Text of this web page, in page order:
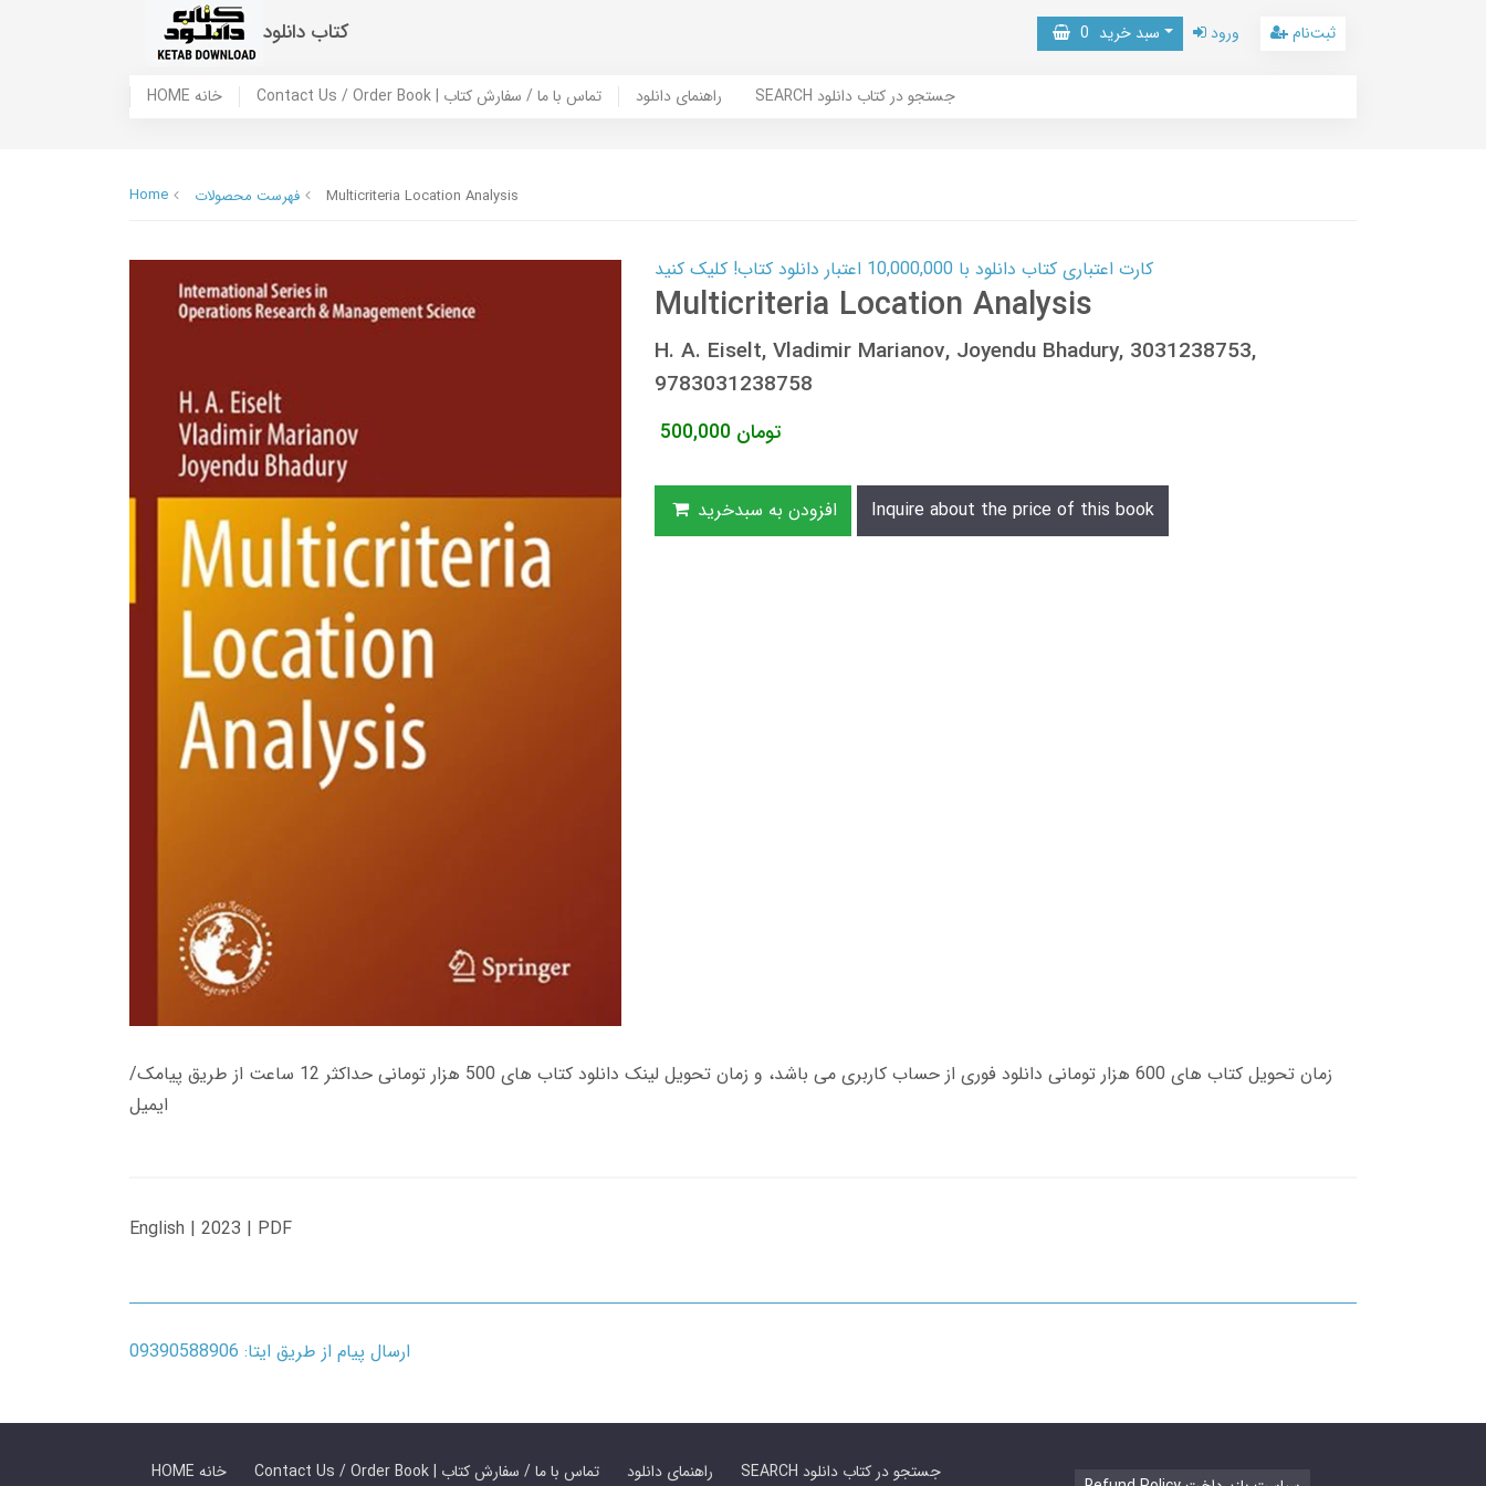
کتاب دانلود سبد خرید 0 ورود ثبت‌نام
HOME خانه Contact Us / Order Book | تماس با ما / سفارش کتاب راهنمای دانلود SEARCH جستجو در کتاب دانلود
Home فهرست محصولات Multicriteria Location Analysis
کارت اعتباری کتاب دانلود با 10,000,000 اعتبار دانلود کتاب! کلیک کنید
Multicriteria Location Analysis
H. A. Eiselt, Vladimir Marianov, Joyendu Bhadury, 3031238753,
9783031238758
500,000 تومان
افزودن به سبدخرید Inquire about the price of this book
زمان تحویل کتاب های 600 هزار تومانی دانلود فوری از حساب کاربری می باشد، و زمان تحویل لینک دانلود کتاب های 500 هزار تومانی حداکثر 12 ساعت از طریق پیامک/
ایمیل
English | 2023 | PDF
ارسال پیام از طریق ایتا: 09390588906
HOME خانه Contact Us / Order Book | تماس با ما / سفارش کتاب راهنمای دانلود SEARCH جستجو در کتاب دانلود